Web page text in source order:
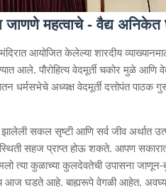
जाणणे महत्वाचे - वैद्य
आयोजित केलेल्या शारदीय
आले. पौरोहित्य वेदमूर्ती चकोर मुळे आणि
धर्मसभेचे अध्यक्ष वेदमूर्ती दत्तोपंत पाठक
झालेली सकल सृष्टी आणि सर्व जीव अर्थात
स्थिती सहज प्राप्त होऊ शकते. आपण
त्या कुळाच्या कुलदेवतेची उपासना जाणून-
आज घडते आहे. बाह्यरूपे वेगळी आहेत.